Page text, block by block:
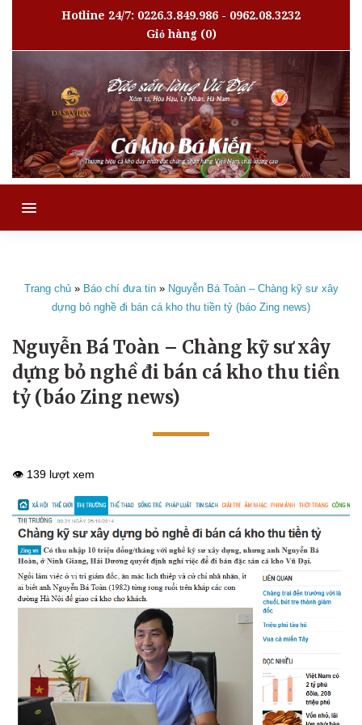
Hotline 24/7: 0226.3.849.986 - 0962.08.3232
Giỏ hàng(0)
MENU
Trang chủ» Báo chí đưa tin» Nguyễn Bá Toàn – Chàng kỹ sư xây
dựng bỏ nghề đi bán cá kho thu tiền tỷ (báo Zing news)
Nguyễn Bá Toàn – Chàng kỹ sư xây
dựng bỏ nghề đi bán cá kho thu tiền
tỷ (báo Zing news)
👁️ 139 lượt xem